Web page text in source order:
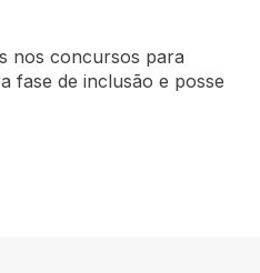
nos concursos para
fase de inclusão e posse